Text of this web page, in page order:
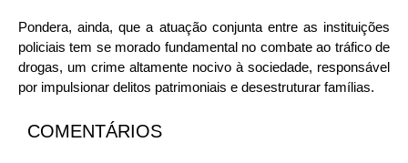
Pondera, ainda, que a atuação conjunta entre as instituições
policiais tem se morado fundamental no combate ao tráfico de
drogas, um crime altamente nocivo à sociedade, responsável
por impulsionar delitos patrimoniais e desestruturar famílias.
COMENTÁRIOS